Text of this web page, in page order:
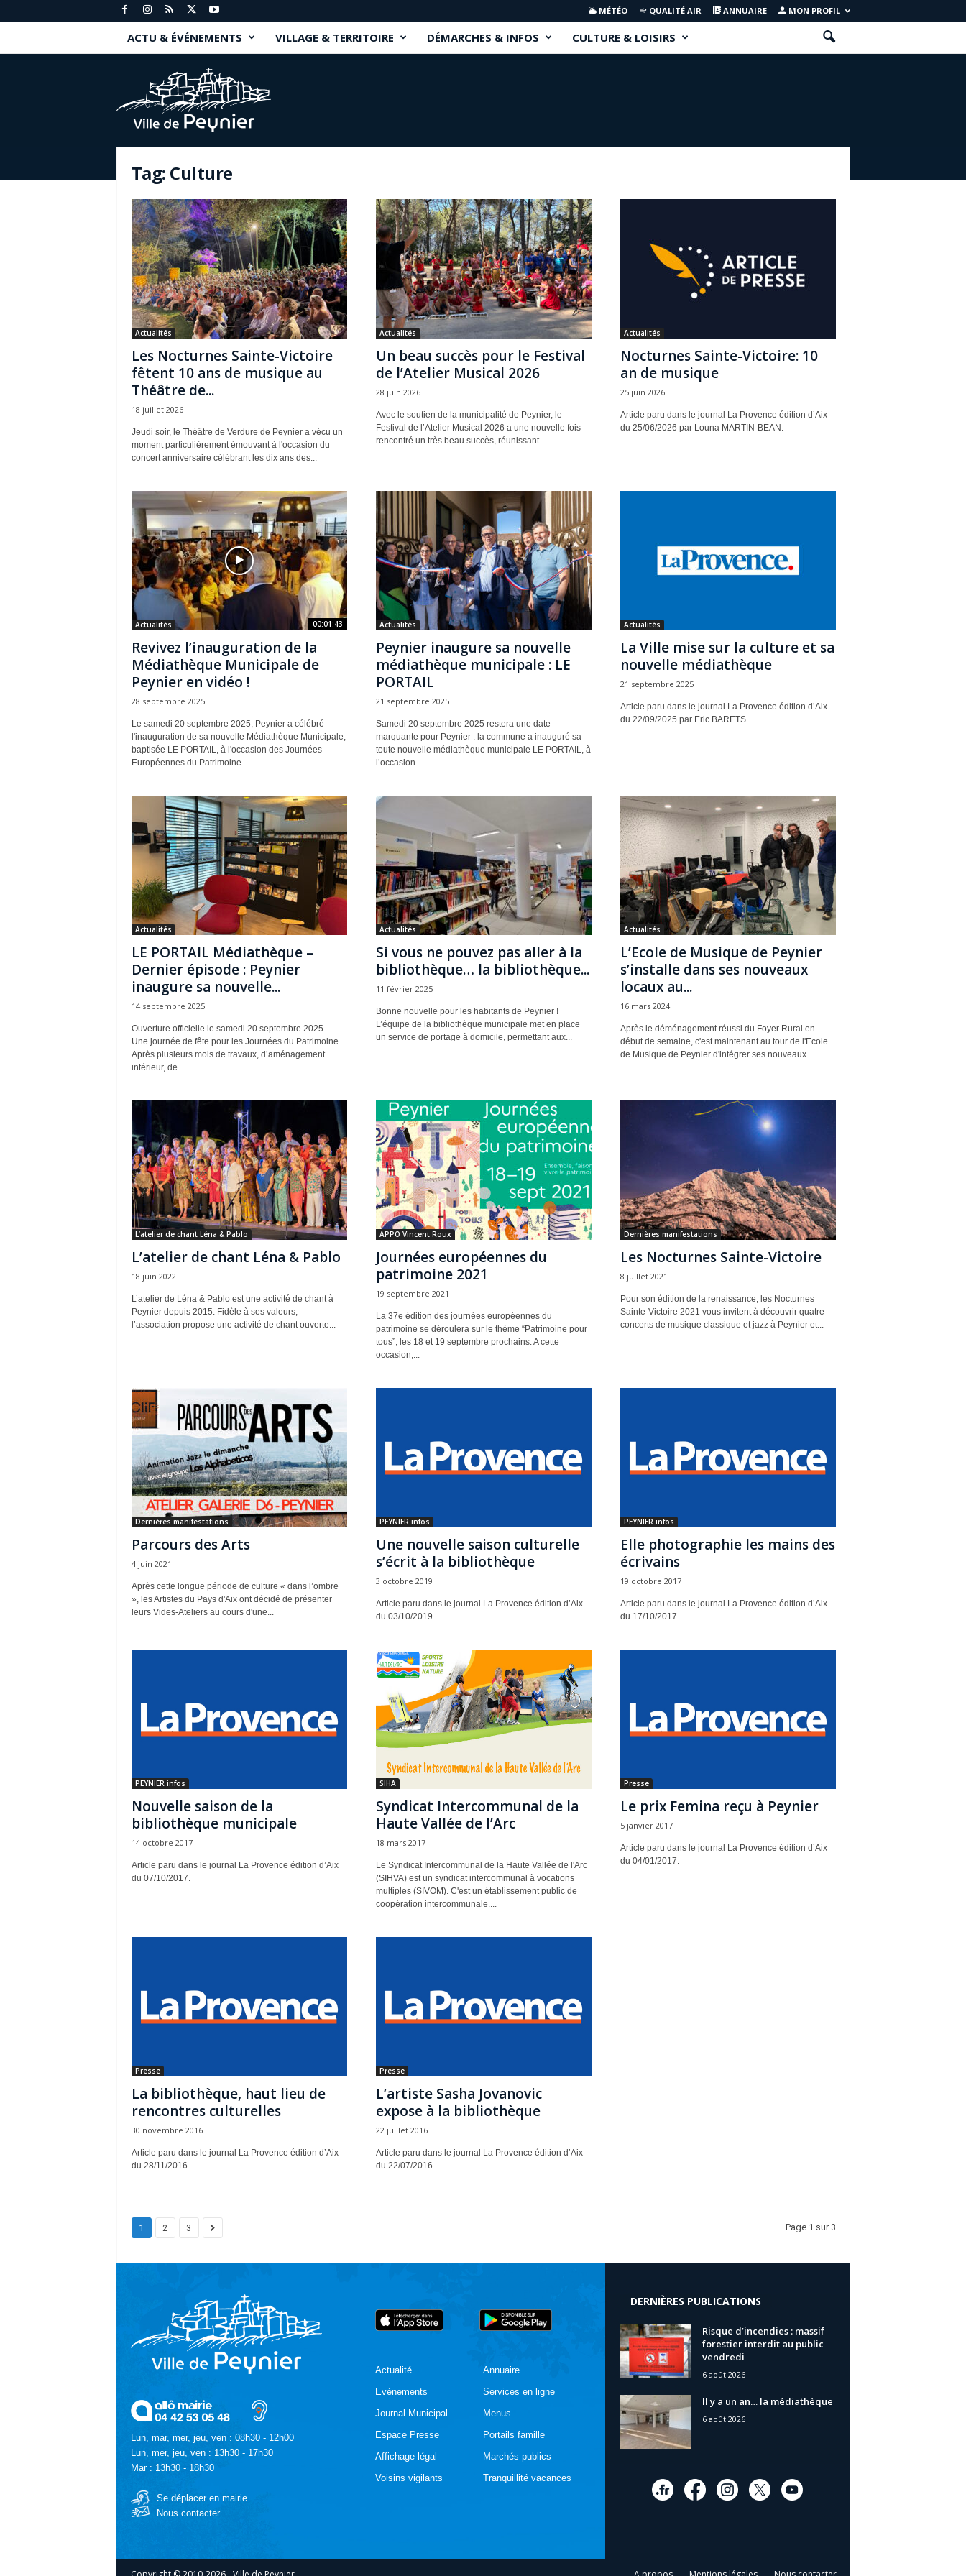
MÉTÉO QUALITÉ AIR ANNUAIRE MON PROFIL
ACTU & ÉVÉNEMENTS VILLAGE & TERRITOIRE DÉMARCHES & INFOS CULTURE & LOISIRS
n
Tag: Culture
Actualités
Les Nocturnes Sainte-Victoire
fêtent 10 ans de musique au
Théâtre de...
18 juillet 2026
Jeudi soir, le Théâtre de Verdure de Peynier a vécu un
moment particulièrement émouvant à l'occasion du
concert anniversaire célébrant les dix ans des...
Actualités
Un beau succès pour le Festival
de l’Atelier Musical 2026
28 juin 2026
Avec le soutien de la municipalité de Peynier, le
Festival de l’Atelier Musical 2026 a une nouvelle fois
rencontré un très beau succès, réunissant...
Actualités
Nocturnes Sainte-Victoire: 10
an de musique
25 juin 2026
Article paru dans le journal La Provence édition d’Aix
du 25/06/2026 par Louna MARTIN-BEAN.
00:01:43
Actualités
Revivez l’inauguration de la
Médiathèque Municipale de
Peynier en vidéo !
28 septembre 2025
Le samedi 20 septembre 2025, Peynier a célébré
l'inauguration de sa nouvelle Médiathèque Municipale,
baptisée LE PORTAIL, à l'occasion des Journées
Européennes du Patrimoine....
Actualités
Peynier inaugure sa nouvelle
médiathèque municipale : LE
PORTAIL
21 septembre 2025
Samedi 20 septembre 2025 restera une date
marquante pour Peynier : la commune a inauguré sa
toute nouvelle médiathèque municipale LE PORTAIL, à
l’occasion...
Actualités
La Ville mise sur la culture et sa
nouvelle médiathèque
21 septembre 2025
Article paru dans le journal La Provence édition d’Aix
du 22/09/2025 par Eric BARETS.
Actualités
LE PORTAIL Médiathèque –
Dernier épisode : Peynier
inaugure sa nouvelle...
14 septembre 2025
Ouverture officielle le samedi 20 septembre 2025 –
Une journée de fête pour les Journées du Patrimoine.
Après plusieurs mois de travaux, d’aménagement
intérieur, de...
Actualités
Si vous ne pouvez pas aller à la
bibliothèque… la bibliothèque...
11 février 2025
Bonne nouvelle pour les habitants de Peynier !
L’équipe de la bibliothèque municipale met en place
un service de portage à domicile, permettant aux...
Actualités
L’Ecole de Musique de Peynier
s’installe dans ses nouveaux
locaux au...
16 mars 2024
Après le déménagement réussi du Foyer Rural en
début de semaine, c'est maintenant au tour de l'Ecole
de Musique de Peynier d'intégrer ses nouveaux...
L’atelier de chant Léna & Pablo
L’atelier de chant Léna & Pablo
18 juin 2022
L’atelier de Léna & Pablo est une activité de chant à
Peynier depuis 2015. Fidèle à ses valeurs,
l’association propose une activité de chant ouverte...
APPO Vincent Roux
Journées européennes du
patrimoine 2021
19 septembre 2021
La 37e édition des journées européennes du
patrimoine se déroulera sur le thème “Patrimoine pour
tous”, les 18 et 19 septembre prochains. A cette
occasion,...
Dernières manifestations
Les Nocturnes Sainte-Victoire
8 juillet 2021
Pour son édition de la renaissance, les Nocturnes
Sainte-Victoire 2021 vous invitent à découvrir quatre
concerts de musique classique et jazz à Peynier et...
Dernières manifestations
Parcours des Arts
4 juin 2021
Après cette longue période de culture « dans l’ombre
», les Artistes du Pays d'Aix ont décidé de présenter
leurs Vides-Ateliers au cours d'une...
PEYNIER infos
Une nouvelle saison culturelle
s’écrit à la bibliothèque
3 octobre 2019
Article paru dans le journal La Provence édition d’Aix
du 03/10/2019.
PEYNIER infos
Elle photographie les mains des
écrivains
19 octobre 2017
Article paru dans le journal La Provence édition d’Aix
du 17/10/2017.
PEYNIER infos
Nouvelle saison de la
bibliothèque municipale
14 octobre 2017
Article paru dans le journal La Provence édition d’Aix
du 07/10/2017.
SIHA
Syndicat Intercommunal de la
Haute Vallée de l’Arc
18 mars 2017
Le Syndicat Intercommunal de la Haute Vallée de l'Arc
(SIHVA) est un syndicat intercommunal à vocations
multiples (SIVOM). C'est un établissement public de
coopération intercommunale....
Presse
Le prix Femina reçu à Peynier
5 janvier 2017
Article paru dans le journal La Provence édition d’Aix
du 04/01/2017.
Presse
La bibliothèque, haut lieu de
rencontres culturelles
30 novembre 2016
Article paru dans le journal La Provence édition d’Aix
du 28/11/2016.
Presse
L’artiste Sasha Jovanovic
expose à la bibliothèque
22 juillet 2016
Article paru dans le journal La Provence édition d’Aix
du 22/07/2016.
1 2 3 Page 1 sur 3
Lun, mar, mer, jeu, ven : 08h30 - 12h00
Lun, mer, jeu, ven : 13h30 - 17h30
Mar : 13h30 - 18h30
Se déplacer en mairie
Nous contacter
Actualité
Evénements
Journal Municipal
Espace Presse
Affichage légal
Voisins vigilants
Annuaire
Services en ligne
Menus
Portails famille
Marchés publics
Tranquillité vacances
DERNIÈRES PUBLICATIONS
Risque d’incendies : massif
forestier interdit au public
vendredi
6 août 2026
Il y a un an… la médiathèque
6 août 2026